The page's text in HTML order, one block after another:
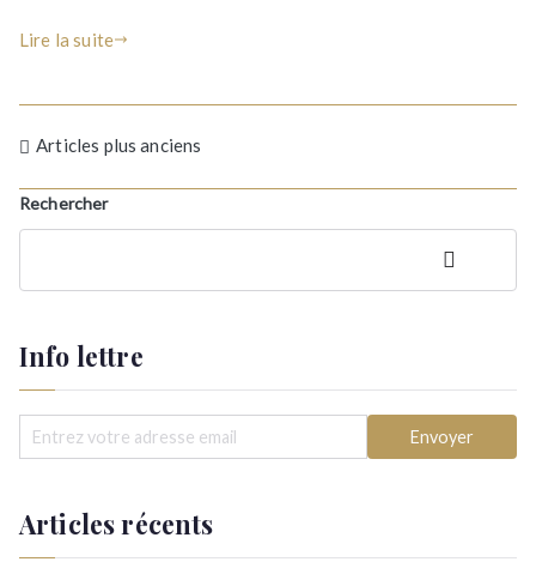
Lire la suite
Navigation
des
Articles plus anciens
Rechercher
Rechercher
Info lettre
Articles récents